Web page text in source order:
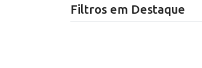
Filtros em Destaque